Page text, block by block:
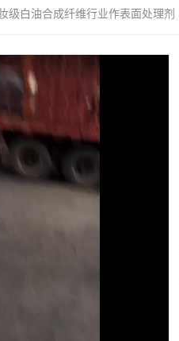
级白油合成纤维行业作表面处理剂